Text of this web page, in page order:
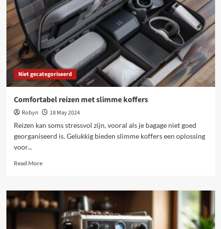
Niet gecategoriseerd
Comfortabel reizen met slimme koffers
Robyn
18 May 2024
Reizen kan soms stressvol zijn, vooral als je bagage niet goed
georganiseerd is. Gelukkig bieden slimme koffers een oplossing
voor...
Read MoreRead
Comfortabel
reizen
met